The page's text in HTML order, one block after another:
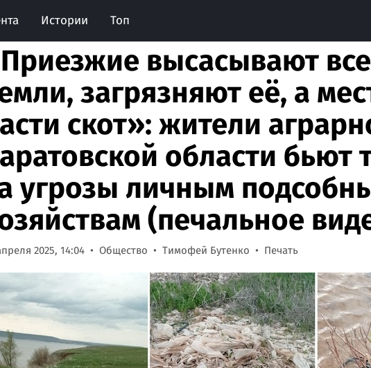
Истории Топ
высасывают
загрязняют её, а
скот»: жители
области бьют
угрозы личным
(печальное
2025, 14:04 Общество Тимофей Бутенко Печать